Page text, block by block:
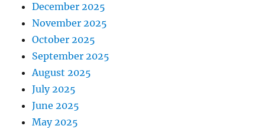
December 2025
November 2025
October 2025
September 2025
August 2025
July 2025
June 2025
May 2025